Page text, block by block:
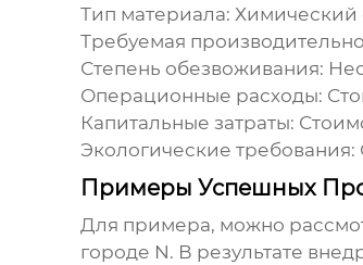
Тип материала: Химический
Требуемая
Степень обезвоживания:
Операционные расходы:
Капитальные затраты:
Экологические
Примеры Успешных
Для примера, можно
городе N. В результате